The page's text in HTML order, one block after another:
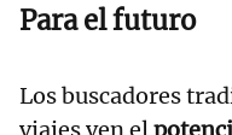
Para el futuro
Los buscadores
viajes ven el